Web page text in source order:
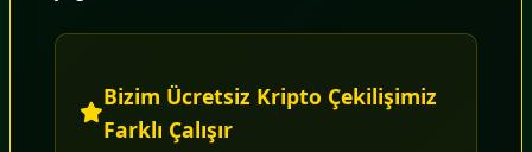
Bizim Ücretsiz Kripto Çekilişimiz
Farklı Çalışır